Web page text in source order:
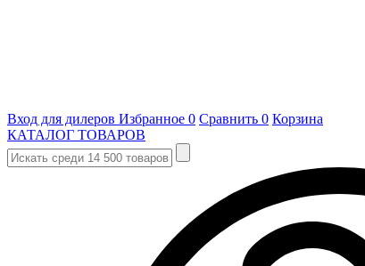
Вход для дилеров Избранное 0 Сравнить 0 Корзина
КАТАЛОГ ТОВАРОВ